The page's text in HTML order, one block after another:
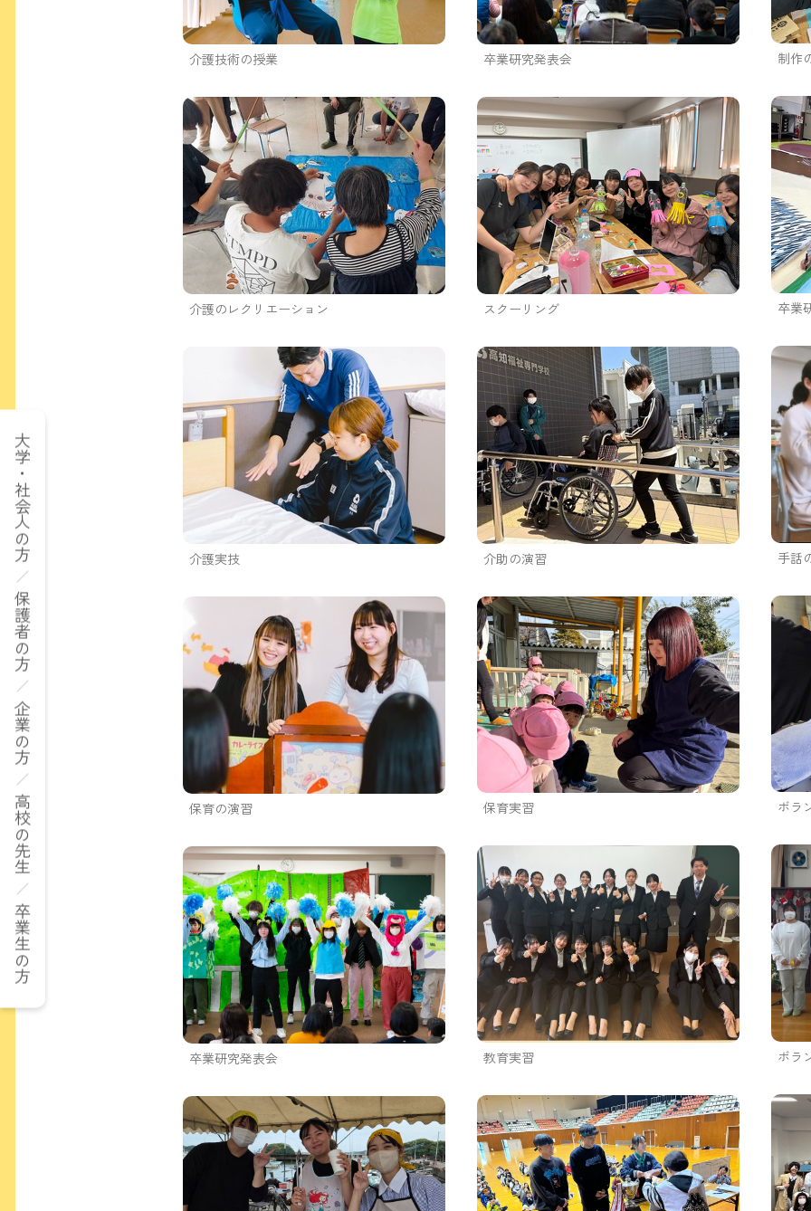
介護技術の授業
介護のレクリエーション
介護実技
保育の演習
卒業研究発表会
卒業研究発表会
スクーリング
介助の演習
保育実習
教育実習
制作
卒業
手話
ボラ
ボラ
大学・社会人の方
保護者の方
企業の方
高校の先生
卒業生の方